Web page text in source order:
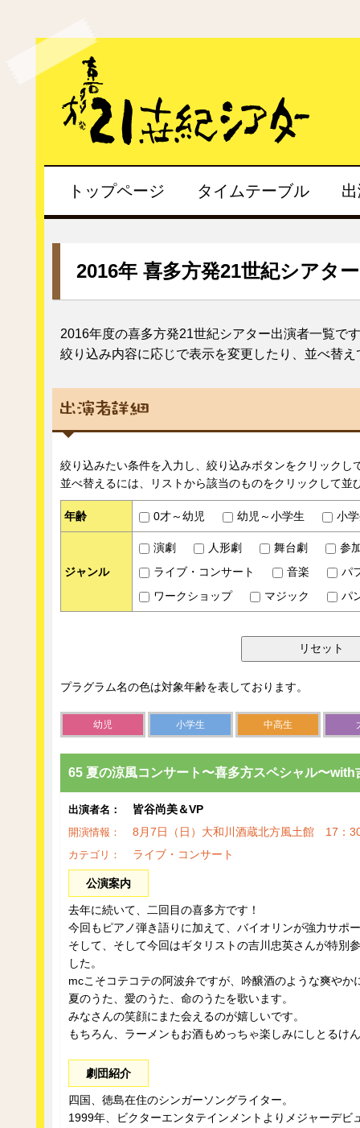
トップページ タイムテーブル
2016年 喜多方発21世紀シアタ
2016年度の喜多方発21世紀シアター出演者一覧で
絞り込み内容に応じで表示を変更したり、並べ替
絞り込みたい条件を入力し、絞り込みボタンをクリック
並べ替えるには、リストから該当のものをクリックして並
年齢 0才～幼児 幼児～小学生 小
ジャンル
演劇 人形劇 舞台劇
参
ライブ・コンサート
音楽
パ
ワークショップ
マジック パ
プラグラム名の色は対象年齢を表しております。
幼児 小学生 中高生
65 夏の涼風コンサート〜喜多方スペシャル〜with
出演者名： 皆谷尚美＆VP
開演情報： 8月7日（日）大和川酒蔵北方風土館 17：
カテゴリ： ライブ・コンサート
公演案内
去年に続いて、二回目の喜多方です！
今回もピアノ弾き語りに加えて、バイオリンが強力サポ
そして、そして今回はギタリストの吉川忠英さんが特別
した。
mcこそコテコテの阿波弁ですが、吟醸酒のような爽やか
夏のうた、愛のうた、命のうたを歌います。
みなさんの笑顔にまた会えるのが嬉しいです。
もちろん、ラーメンもお酒もめっちゃ楽しみにしとるけ
劇団紹介
四国、徳島在住のシンガーソングライター。
1999年、ビクターエンタテインメントよりメジャーデビ